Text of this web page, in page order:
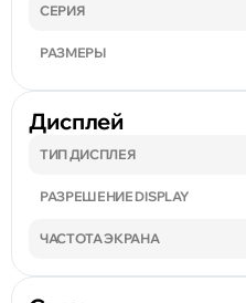
СЕРИЯ
РАЗМЕРЫ
Дисплей
ТИП ДИСПЛЕЯ
РАЗРЕШЕНИЕ DISPLAY
ЧАСТОТА ЭКРАНА